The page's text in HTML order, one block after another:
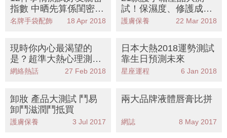
指數 中晒先算係閨密
快tag你心中那個重要的
名牌手袋配飾 18 Apr 2018
試！保濕度、修護成
分、美白效果終極大比
護膚保養 22 Mar 2018
現時你內心最渴望的
是？超準大熱心理測試
一張圖即測內心渴求
網絡熱話 27 Feb 2018
日本大熱2018運勢測試
靠生日預測未來
星座運程 6 Jan 2018
卸妝 產品大測試 鬥易
卸鬥滋潤鬥抵買
護膚保養 3 Jul 2017
兩大品牌液體唇膏比拼
網誌 8 May 2017